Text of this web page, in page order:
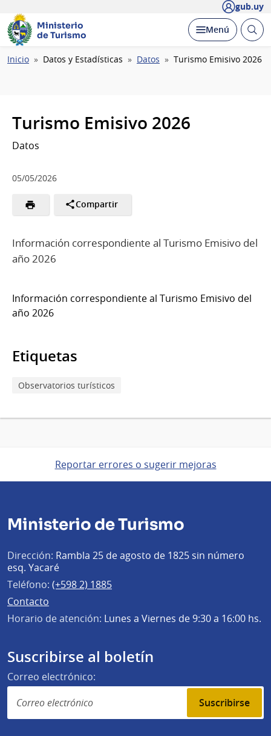
gub.uy
Ministerio
de Turismo
Desplegar
Menú Abrir
Ruta
Inicio Datos y Estadísticas Datos Turismo Emisivo 2026
Turismo Emisivo 2026
Datos
05/05/2026
Compartir
Información correspondiente al Turismo Emisivo del
año 2026
Información correspondiente al Turismo Emisivo del
año 2026
Etiquetas
Observatorios turísticos
Reportar errores o sugerir mejoras
Ministerio de Turismo
Dirección: Rambla 25 de agosto de 1825 sin número
esq. Yacaré
Teléfono: (+598 2) 1885
Contacto
Horario de atención: Lunes a Viernes de 9:30 a 16:00 hs.
Suscribirse al boletín
Correo electrónico:
Suscribirse